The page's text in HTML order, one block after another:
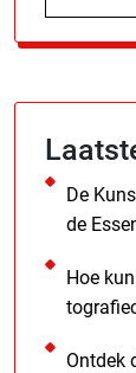
De
de
Hoe
Ontdek